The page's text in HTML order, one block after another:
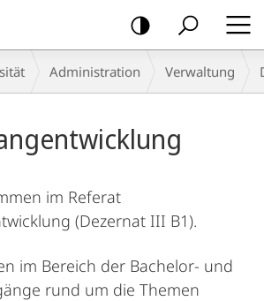
Administration Verwaltung
im Referat
(Dezernat III B1).
im Bereich der Bachelor- und
rund um die Themen